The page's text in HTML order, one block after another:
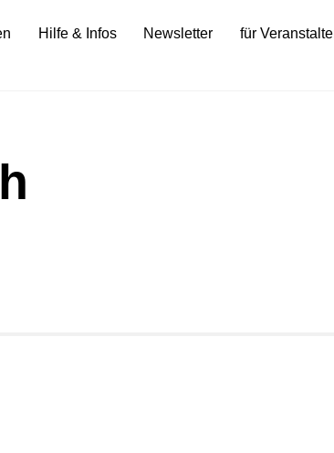
Hilfe & Infos Newsletter für